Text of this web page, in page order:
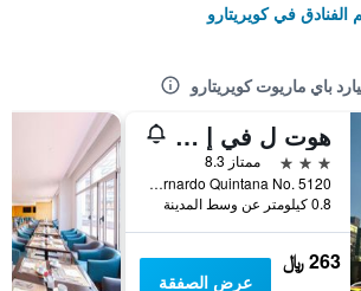
في كويريتارو
باي ماريوت كويريتارو
هوت ل في إ إكسبريس كويريتارو
3 نجوم
ممتاز 8.3
Boulevard Bernardo Quintana No. 5120, كويريتارو, ولاية كويريتارو, المكسيك
0.8 كيلومتر عن وسط المدينة
263 ﷼
عرض الصفقة